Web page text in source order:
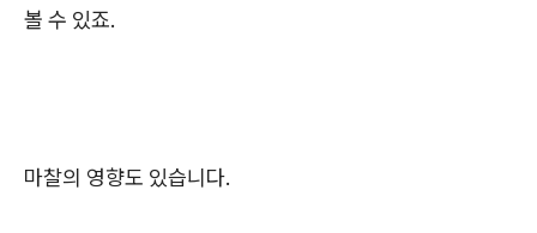
볼 수 있죠.
마찰의 영향도 있습니다.